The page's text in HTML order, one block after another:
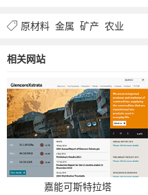
原材料 金属 矿产 农业
相关网站
嘉能可斯特拉塔